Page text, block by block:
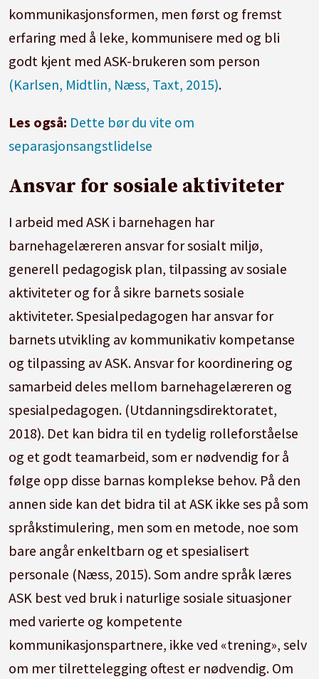
kommunikasjonsformen, men først og fremst
erfaring med å leke, kommunisere med og bli
godt kjent med ASK-brukeren som person
(Karlsen, Midtlin, Næss, Taxt, 2015).
Les også: Dette bør du vite om
separasjonsangstlidelse
Ansvar for sosiale aktiviteter
I arbeid med ASK i barnehagen har
barnehagelæreren ansvar for sosialt miljø,
generell pedagogisk plan, tilpassing av sosiale
aktiviteter og for å sikre barnets sosiale
aktiviteter. Spesialpedagogen har ansvar for
barnets utvikling av kommunikativ kompetanse
og tilpassing av ASK. Ansvar for koordinering og
samarbeid deles mellom barnehagelæreren og
spesialpedagogen. (Utdanningsdirektoratet,
2018). Det kan bidra til en tydelig rolleforståelse
og et godt teamarbeid, som er nødvendig for å
følge opp disse barnas komplekse behov. På den
annen side kan det bidra til at ASK ikke ses på som
språkstimulering, men som en metode, noe som
bare angår enkeltbarn og et spesialisert
personale (Næss, 2015). Som andre språk læres
ASK best ved bruk i naturlige sosiale situasjoner
med varierte og kompetente
kommunikasjonspartnere, ikke ved «trening», selv
om mer tilrettelegging oftest er nødvendig. Om